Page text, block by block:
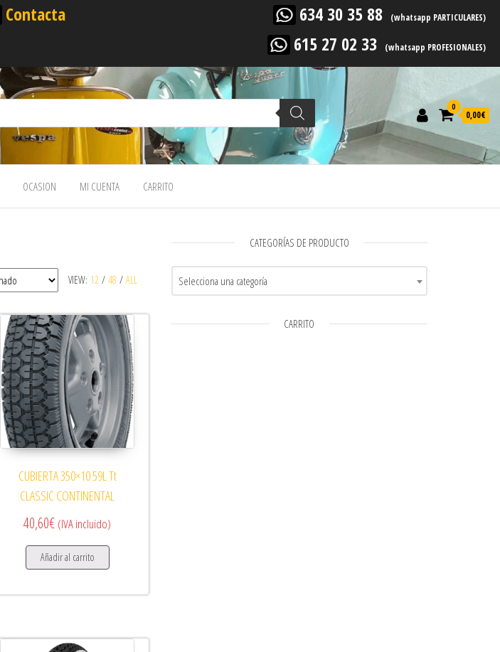
Contacta 634 30 35 88 (whatsapp PARTICULARES)
615 27 02 33 (whatsapp PROFESIONALES)
0
0,00€
OCASION MI CUENTA CARRITO
VIEW: 12 / 48 / ALL
CUBIERTA 350×10 59L Tt
CLASSIC CONTINENTAL
40,60€ (IVA incluido)
Añadir al carrito
CATEGORÍAS DE PRODUCTO
Selecciona una categoría
CARRITO